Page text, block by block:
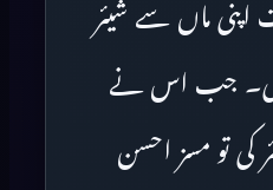
اپنی ماں سے شیئر
جب اس نے
کی تو مسز احسن